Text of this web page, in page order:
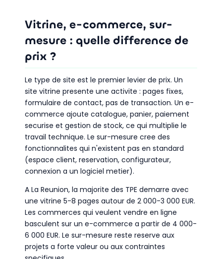
Vitrine, e-commerce, sur-
mesure : quelle difference de
prix ?
Le type de site est le premier levier de prix. Un
site vitrine presente une activite : pages fixes,
formulaire de contact, pas de transaction. Un e-
commerce ajoute catalogue, panier, paiement
securise et gestion de stock, ce qui multiplie le
travail technique. Le sur-mesure cree des
fonctionnalites qui n'existent pas en standard
(espace client, reservation, configurateur,
connexion a un logiciel metier).
A La Reunion, la majorite des TPE demarre avec
une vitrine 5-8 pages autour de 2 000-3 000 EUR.
Les commerces qui veulent vendre en ligne
basculent sur un e-commerce a partir de 4 000-
6 000 EUR. Le sur-mesure reste reserve aux
projets a forte valeur ou aux contraintes